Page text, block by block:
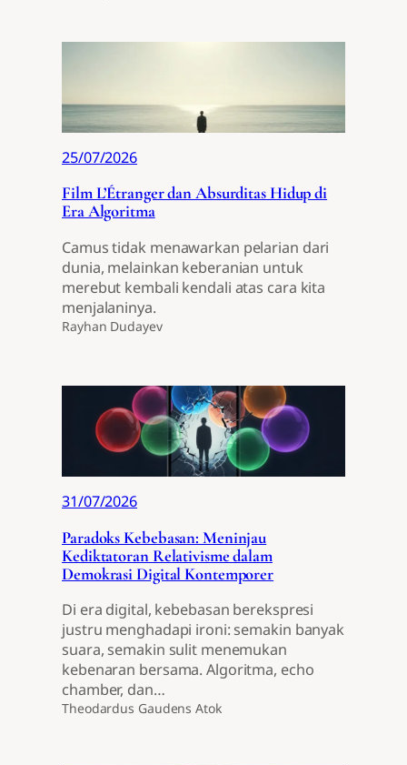
25/07/2026
Film L’Étranger dan Absurditas Hidup di
Era Algoritma
Camus tidak menawarkan pelarian dari
dunia, melainkan keberanian untuk
merebut kembali kendali atas cara kita
menjalaninya.
Rayhan Dudayev
31/07/2026
Paradoks Kebebasan: Meninjau
Kediktatoran Relativisme dalam
Demokrasi Digital Kontemporer
Di era digital, kebebasan berekspresi
justru menghadapi ironi: semakin banyak
suara, semakin sulit menemukan
kebenaran bersama. Algoritma, echo
chamber, dan…
Theodardus Gaudens Atok